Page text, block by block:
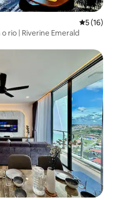
5 de uma
5 (16)
rio | Riverine Emerald